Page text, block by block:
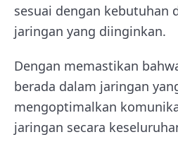
sesuai dengan kebutuhan
jaringan yang diinginkan.
Dengan memastikan
berada dalam jaringan
mengoptimalkan
jaringan secara